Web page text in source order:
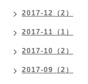
2017-12（2）
2017-11（1）
2017-10（2）
2017-09（2）